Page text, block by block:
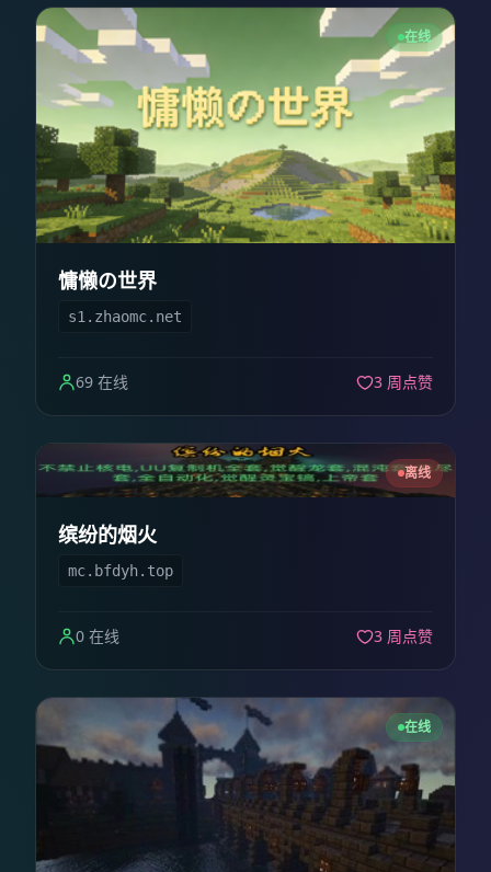
在线
慵懒の世界
s1.zhaomc.net
69 在线 3 周点赞
离线
缤纷的烟火
mc.bfdyh.top
0 在线 3 周点赞
在线